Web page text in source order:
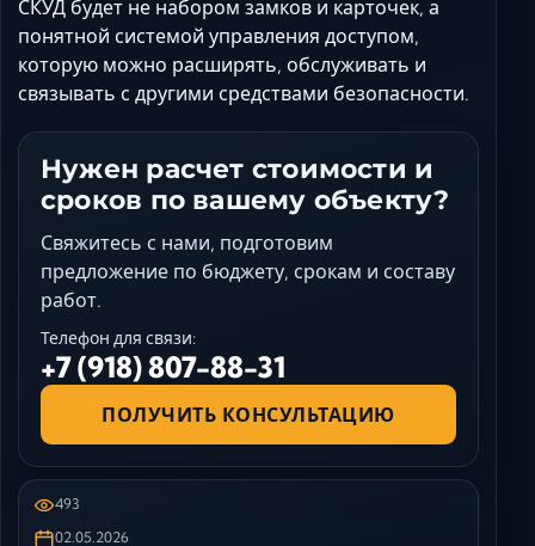
СКУД будет не набором замков и карточек, а
понятной системой управления доступом,
которую можно расширять, обслуживать и
связывать с другими средствами безопасности.
Нужен расчет стоимости и
сроков по вашему объекту?
Свяжитесь с нами, подготовим
предложение по бюджету, срокам и составу
работ.
Телефон для связи:
+7 (918) 807-88-31
ПОЛУЧИТЬ КОНСУЛЬТАЦИЮ
493
02.05.2026